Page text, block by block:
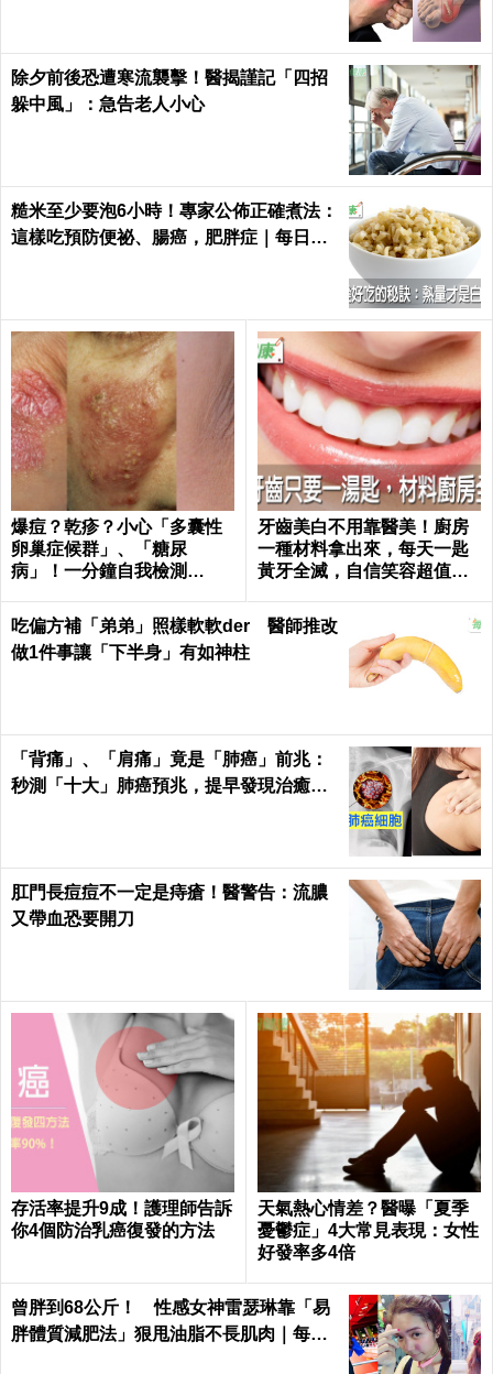
除夕前後恐遭寒流襲擊！醫揭謹記「四招
躲中風」：急告老人小心
糙米至少要泡6小時！專家公佈正確煮法：
這樣吃預防便祕、腸癌，肥胖症｜每日健
爆痘？乾疹？小心「多囊性
卵巢症候群」、「糖尿
病」！一分鐘自我檢測
牙齒美白不用靠醫美！廚房
一種材料拿出來，每天一匙
黃牙全滅，自信笑容超值｜
吃偏方補「弟弟」照樣軟軟der 醫師推改
做1件事讓「下半身」有如神柱
「背痛」、「肩痛」竟是「肺癌」前兆：
秒測「十大」肺癌預兆，提早發現治癒率
肛門長痘痘不一定是痔瘡！醫警告：流膿
又帶血恐要開刀
存活率提升9成！護理師告訴
你4個防治乳癌復發的方法
天氣熱心情差？醫曝「夏季
憂鬱症」4大常見表現：女性
好發率多4倍
曾胖到68公斤！ 性感女神雷瑟琳靠「易
胖體質減肥法」狠甩油脂不長肌肉｜每日